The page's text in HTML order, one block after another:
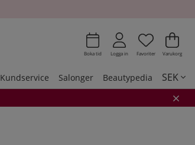
Boka tid Logga in Antal i
.
Favoriter .
Varukorg
Kundservice Salonger Beautypedia SEK